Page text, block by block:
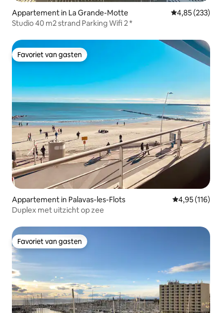
Appartement in La Grande-Motte Gemiddelde
4,85 (233)
Studio 40 m2 strand Parking Wifi 2 *
Favoriet van gasten
Favoriet van gasten
Appartement in Palavas-les-Flots Gemiddelde
4,95 (116)
Duplex met uitzicht op zee
Favoriet van gasten
Favoriet van gasten